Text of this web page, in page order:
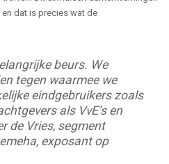
dat is precies wat de
beurs. We
tegen waarmee we
eindgebruikers zoals
als VvE’s en
de Vries, segment
exposant op